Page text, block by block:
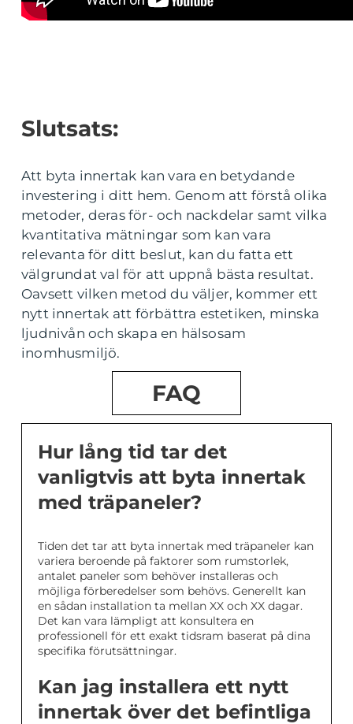
Slutsats:
Att byta innertak kan vara en betydande
investering i ditt hem. Genom att förstå olika
metoder, deras för- och nackdelar samt vilka
kvantitativa mätningar som kan vara
relevanta för ditt beslut, kan du fatta ett
välgrundat val för att uppnå bästa resultat.
Oavsett vilken metod du väljer, kommer ett
nytt innertak att förbättra estetiken, minska
ljudnivån och skapa en hälsosam
inomhusmiljö.
FAQ
Hur lång tid tar det
vanligtvis att byta innertak
med träpaneler?
Tiden det tar att byta innertak med träpaneler kan
variera beroende på faktorer som rumstorlek,
antalet paneler som behöver installeras och
möjliga förberedelser som behövs. Generellt kan
en sådan installation ta mellan XX och XX dagar.
Det kan vara lämpligt att konsultera en
professionell för ett exakt tidsram baserat på dina
specifika förutsättningar.
Kan jag installera ett nytt
innertak över det befintliga